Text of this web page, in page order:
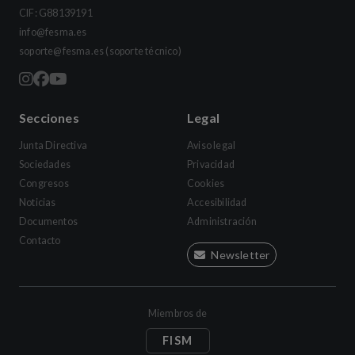
CIF: G88139191
info@fesma.es
soporte@fesma.es (soporte técnico)
Secciones
Junta Directiva
Sociedades
Congresos
Noticias
Documentos
Contacto
Legal
Aviso legal
Privacidad
Cookies
Accesibilidad
Administración
Newsletter
Miembros de
FISM